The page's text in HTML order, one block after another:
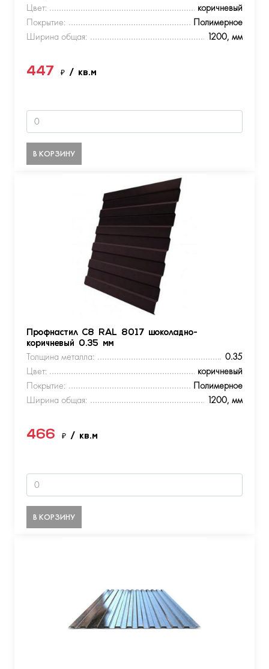
Цвет:
коричневый
Покрытие:
Полимерное
Ширина общая:
1200, мм
447 ₽ / кв.м
В КОРЗИНУ
Профнастил С8 RAL 8017 шоколадно-
коричневый 0.35 мм
Толщина металла:
0.35
Цвет:
коричневый
Покрытие:
Полимерное
Ширина общая:
1200, мм
466 ₽ / кв.м
В КОРЗИНУ